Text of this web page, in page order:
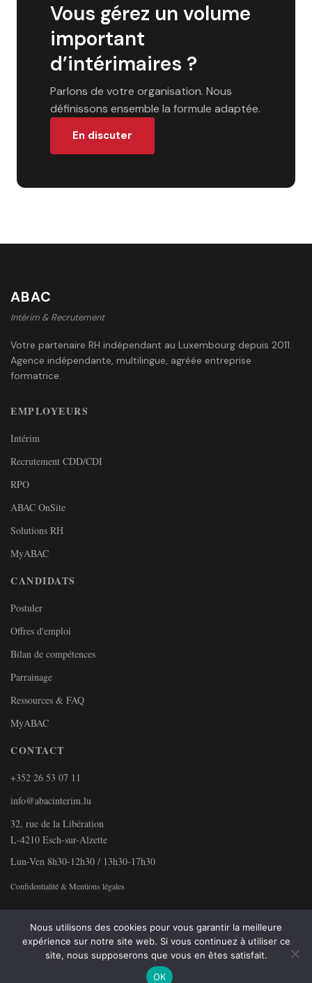
Vous gérez un volume
important
d’intérimaires ?
Parlons de votre organisation. Nous
définissons ensemble la formule adaptée.
En discuter
ABAC
Intérim & Recrutement
Votre partenaire RH indépendant au Luxembourg depuis 2011.
Agence indépendante, multilingue, agréée entreprise
formatrice.
EMPLOYEURS
Intérim
Recrutement CDD/CDI
RPO
ABAC OnSite
Solutions RH
MyABAC
CANDIDATS
Postuler
Offres d'emploi
Bilan de compétences
Parrainage
Ressources & FAQ
MyABAC
CONTACT
+352 26 53 07 11
info@abacinterim.lu
32, rue de la Libération
L-4210 Esch-sur-Alzette
Lun-Ven 8h30-12h30 / 13h30-17h30
Confidentialité & Mentions légales
Nous utilisons des cookies pour vous garantir la meilleure
expérience sur notre site web. Si vous continuez à utiliser ce
site, nous supposerons que vous en êtes satisfait.
OK